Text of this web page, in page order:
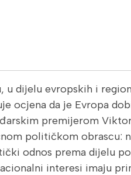
u dijelu evropskih i
ocjena da je Evropa
premijerom
političkom obrascu:
odnos prema dijelu
interesi imaju